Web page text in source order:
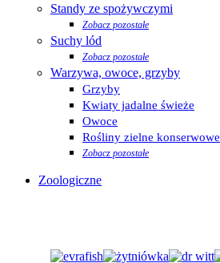
Standy ze spożywczymi
Zobacz pozostałe
Suchy lód
Zobacz pozostałe
Warzywa, owoce, grzyby
Grzyby
Kwiaty jadalne świeże
Owoce
Rośliny zielne konserwowe
Zobacz pozostałe
Zoologiczne